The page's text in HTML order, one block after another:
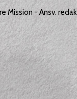
Mission - Ansv.